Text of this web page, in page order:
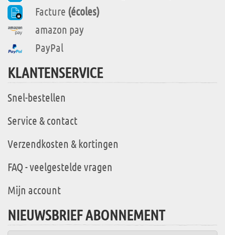
Facture (écoles)
amazon pay
PayPal
KLANTENSERVICE
Snel-bestellen
Service & contact
Verzendkosten & kortingen
FAQ - veelgestelde vragen
Mijn account
NIEUWSBRIEF ABONNEMENT